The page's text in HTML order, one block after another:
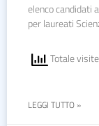
elenco candidati
per laureati
Totale
LEGGI TUTTO »